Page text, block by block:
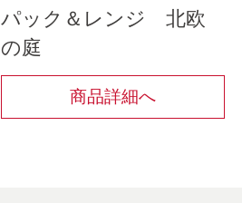
パック＆レンジ 北欧
の庭
商品詳細へ